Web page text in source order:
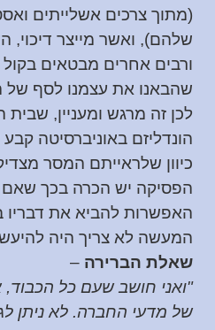
(מתוך צרכים אשלייתים
שלהם), ואשר מייצר
ורבים אחרים מבטאים
שהבאנו את עצמנו לסף
לכן זה מרגש ומעניין,
הונדליזם באוניברסיטה
כיוון שלראייתם המסר
הפסיקה יש הכרה בכך
האפשרות להביא את דבריו
המעשה לא צריך היה
שאלת הברירה –
"ואני חושב שעם כל הכבוד,
של מדעי החברה. לא ניתן